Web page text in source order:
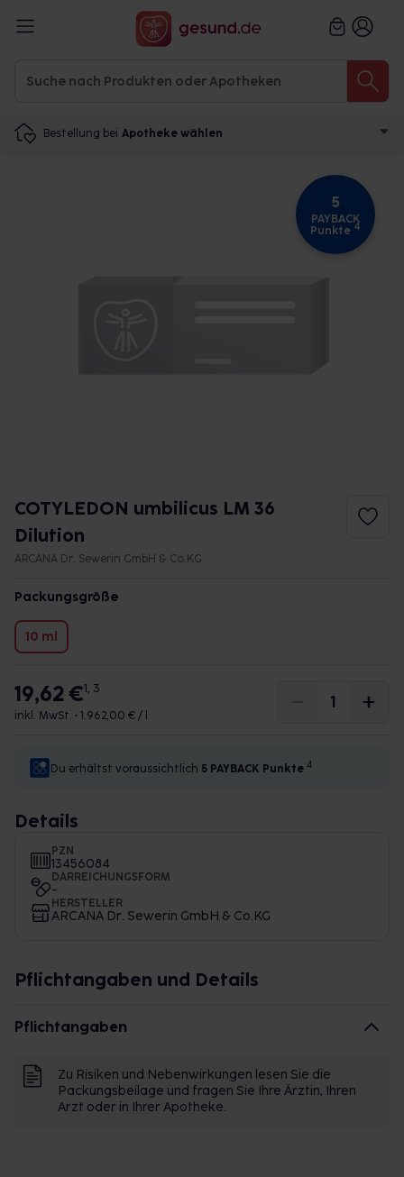
Bestellung bei Apotheke wählen
5
PAYBACK
Punkte 4
COTYLEDON umbilicus LM 36
Dilution
ARCANA Dr. Sewerin GmbH & Co.KG
Packungsgröße
10 ml
19,62 €1, 3
inkl. MwSt. • 1.962,00 € / l
Du erhältst voraussichtlich 5 PAYBACK Punkte 4
Details
PZN
13456084
DARREICHUNGSFORM
-
HERSTELLER
ARCANA Dr. Sewerin GmbH & Co.KG
Pflichtangaben und Details
Pflichtangaben
Zu Risiken und Nebenwirkungen lesen Sie die
Packungsbeilage und fragen Sie Ihre Ärztin, Ihren
Arzt oder in Ihrer Apotheke.